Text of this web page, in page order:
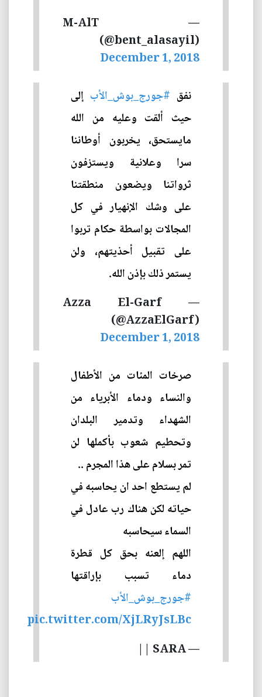
— M-AlT
(@bent_alasayil)
December 1, 2018
نفق #جورج_بوش_الأب إلى
حيث ألقت وعليه من الله
مايستحق، يخربون أوطاننا
سرا وعلانية ويستزفون
ثرواتنا ويضعون منطقتنا
على وشك الإنهيار في كل
المجالات بواسطة حكام تربوا
على تقبيل أحذيتهم، ولن
يستمر ذلك بإذن الله.
— Azza El-Garf
(@AzzaElGarf)
December 1, 2018
صرخات المئات من الأطفال
والنساء ودماء الأبرياء من
الشهداء وتدمير البلدان
وتحطيم شعوب بأكملها لن
تمر بسلام على هذا المجرم ..
لم يستطع احد ان يحاسبه في
حياته لكن هناك رب عادل في
السماء سيحاسبه
اللهم إلعنه بحق كل قطرة
دماء تسبب بإراقتها
#جورج_بوش_الأب
pic.twitter.com/XjLRyJsLBc
— SARA ||